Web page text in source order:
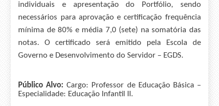
individuais e apresentação do Portfólio, sendo
necessários para aprovação e certificação frequência
mínima de 80% e média 7,0 (sete) na somatória das
notas. O certificado será emitido pela Escola de
Governo e Desenvolvimento do Servidor – EGDS.
Público Alvo: Cargo: Professor de Educação Básica –
Especialidade: Educação Infantil II.